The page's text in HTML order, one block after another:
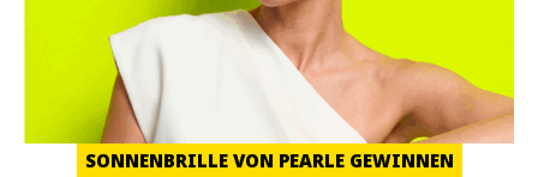
SONNENBRILLE VON PEARLE GEWINNEN